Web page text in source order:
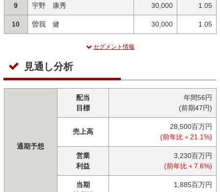
9 宇野 康秀 30,000 1.05
10 曽我 健 30,000 1.05
セグメント情報
見通し分析
通期予想
配当
目標
年間56円
(前期47円)
売上高
28,500百万円
(前年比＋21.1%)
営業
利益
3,230百万円
(前年比＋7.6%)
当期
1,885百万円